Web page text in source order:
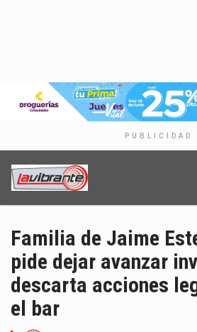
PUBLICIDAD
Familia de Jaime
pide dejar avanzar
descarta acciones
el bar